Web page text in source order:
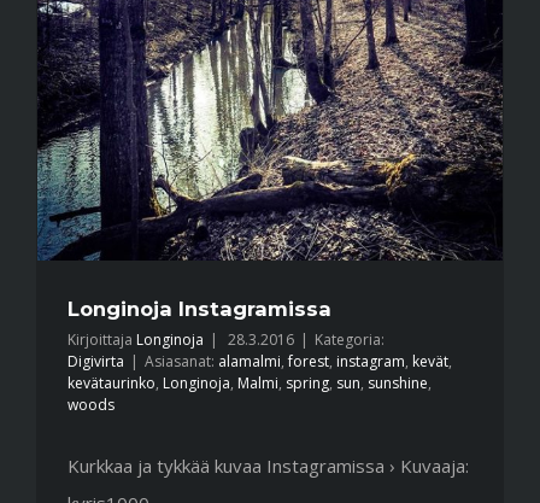
Longinoja Instagramissa
Kirjoittaja Longinoja | 28.3.2016 | Kategoria:
Digivirta | Asiasanat: alamalmi,forest, instagram, kevät,
kevätaurinko, Longinoja, Malmi, spring, sun, sunshine,
woods
Kurkkaa ja tykkää kuvaa Instagramissa › Kuvaaja: